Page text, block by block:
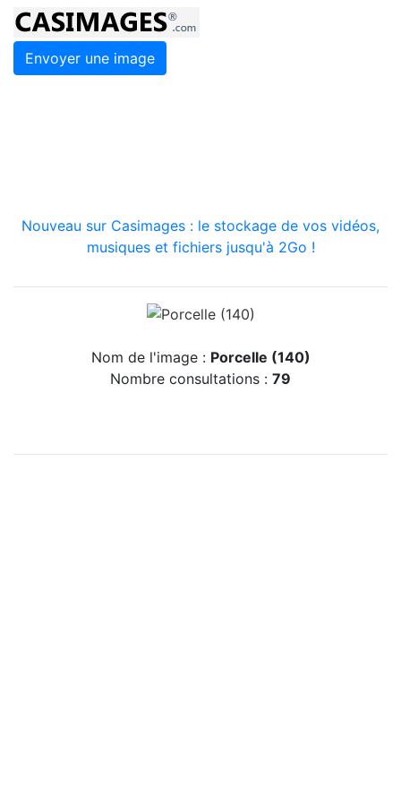
Envoyer une image
Nouveau sur Casimages : le stockage de vos vidéos,
musiques et fichiers jusqu'à 2Go !
Nom de l'image : Porcelle (140)
Nombre consultations : 79